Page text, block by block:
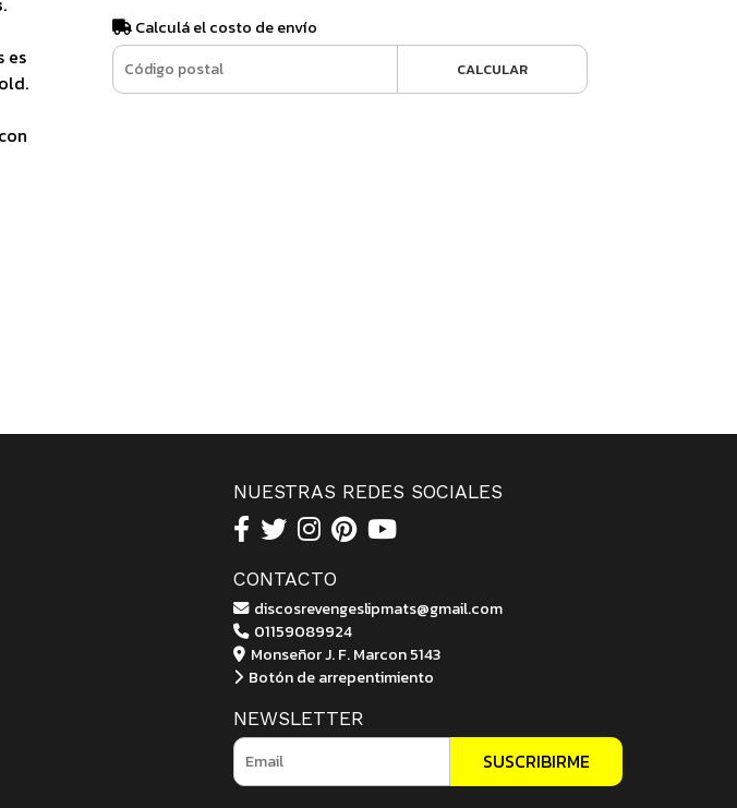
es
Calculá el costo de envío
CALCULAR
NUESTRAS REDES SOCIALES
CONTACTO
discosrevengeslipmats@gmail.com
01159089924
Monseñor J. F. Marcon 5143
Botón de arrepentimiento
NEWSLETTER
SUSCRIBIRME